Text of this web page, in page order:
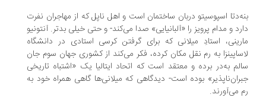
اسپوسیتو دربان ساختمان است و اهل ناپل که از مهاجران نفرت
و مدام پرویز را «آلبانیایی» صدا می‌کند- و حتی خیلی بدتر. آنتونیو
استادِ میلانی که برای گرفتن کرسی استادی در دانشگاه
به رم نقل مکان کرده، فکر می‌کند از کشوری جهان سوم جان
به‌در برده و معتقد است که اتحاد ایتالیا یک «اشتباه تاریخی
بوده است- دیدگاهی که میلانی‌ها گاهی همراه خود به
می‌آورند.